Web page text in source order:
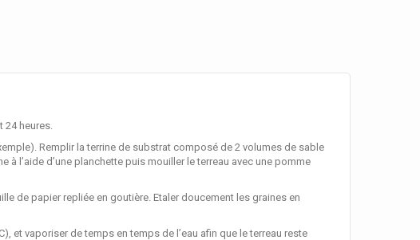
heures.
Remplir la terrine de substrat composé de 2 volumes de sable
l’aide d’une planchette puis mouiller le terreau avec une pomme
de papier repliée en goutière. Etaler doucement les graines en
et vaporiser de temps en temps de l’eau afin que le terreau reste